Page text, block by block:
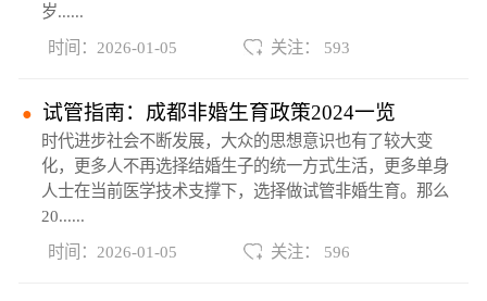
岁......
时间：2026-01-05
关注： 593
试管指南：成都非婚生育政策2024一览
时代进步社会不断发展，大众的思想意识也有了较大变
化，更多人不再选择结婚生子的统一方式生活，更多单身
人士在当前医学技术支撑下，选择做试管非婚生育。那么
20......
时间：2026-01-05
关注： 596